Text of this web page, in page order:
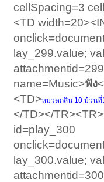
cellSpacing=3
<TD
lay_299.value;
name=Music>ฟัง
<TD>หมวดกสิน 10 ม้วนที่
</TD></
id=play_300
lay_300.value;